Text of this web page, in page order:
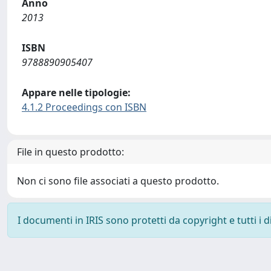
Anno
2013
ISBN
9788890905407
Appare nelle tipologie:
4.1.2 Proceedings con ISBN
File in questo prodotto:
Non ci sono file associati a questo prodotto.
I documenti in IRIS sono protetti da copyright e tutti i